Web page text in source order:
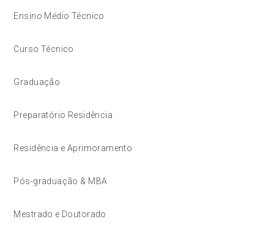
Ensino Médio Técnico
Curso Técnico
Graduação
Preparatório Residência
Residência e Aprimoramento
Pós-graduação & MBA
Mestrado e Doutorado